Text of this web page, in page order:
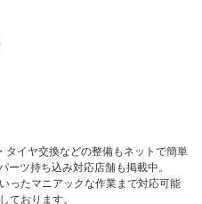
イヤ交換などの整備もネットで簡単
ツ持ち込み対応店舗も掲載中。
ったマニアックな作業まで対応可能
ております。